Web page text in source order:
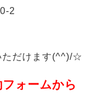
2
ただけます(^^)/☆
ォームから